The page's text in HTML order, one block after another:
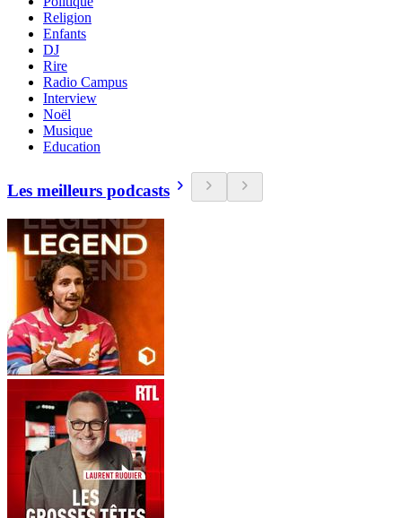
Religion
Enfants
DJ
Rire
Radio Campus
Interview
Noël
Musique
Education
Les meilleurs podcasts